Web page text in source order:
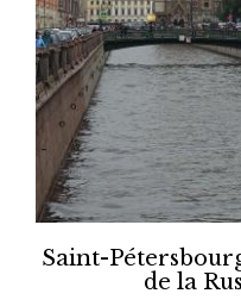
Saint-
de la